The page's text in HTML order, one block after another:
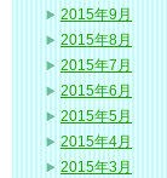
2015年9月
2015年8月
2015年7月
2015年6月
2015年5月
2015年4月
2015年3月